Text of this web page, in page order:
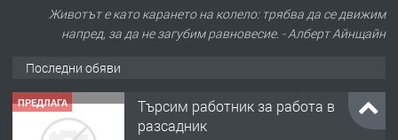
Животът е като карането на колело: трябва да се движим
напред, за да не загубим равновесие. - Алберт Айнщайн
Последни обяви
ПРЕДЛАГА
Търсим работник за работа в
разсадник